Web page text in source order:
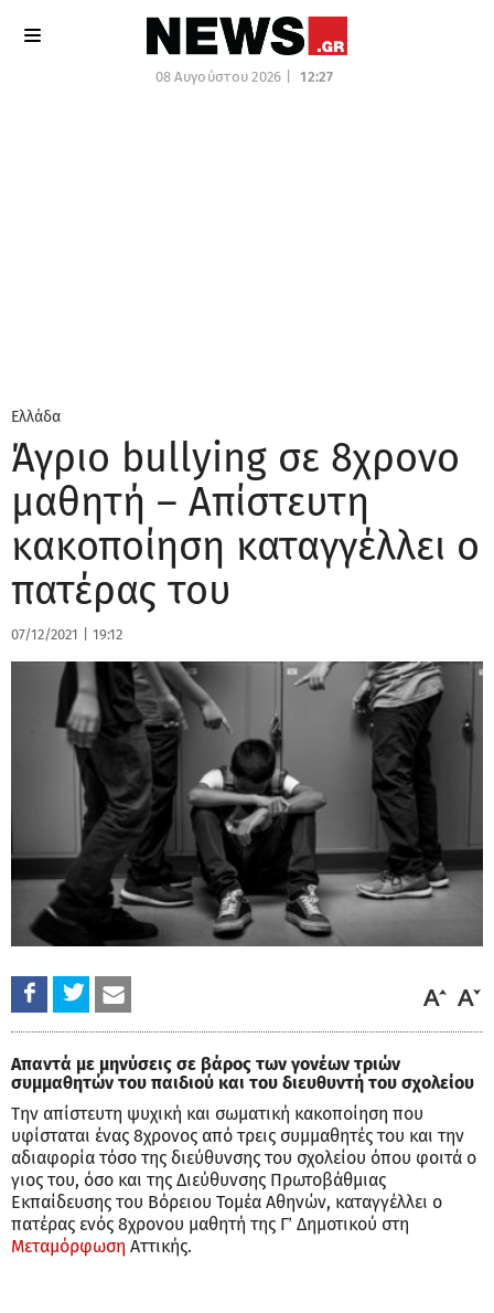
08 Αυγούστου 2026 | 12:27
Ελλάδα
Άγριο bullying σε 8χρονο
μαθητή – Απίστευτη
κακοποίηση καταγγέλλει ο
πατέρας του
07/12/2021 19:12
Απαντά με μηνύσεις σε βάρος των γονέων τριών
συμμαθητών του παιδιού και του διευθυντή του σχολείου
Την απίστευτη ψυχική και σωματική κακοποίηση που
υφίσταται ένας 8χρονος από τρεις συμμαθητές του και την
αδιαφορία τόσο της διεύθυνσης του σχολείου όπου φοιτά ο
γιος του, όσο και της Διεύθυνσης Πρωτοβάθμιας
Εκπαίδευσης του Βόρειου Τομέα Αθηνών, καταγγέλλει ο
πατέρας ενός 8χρονου μαθητή της Γ΄ Δημοτικού στη
Μεταμόρφωση Αττικής.